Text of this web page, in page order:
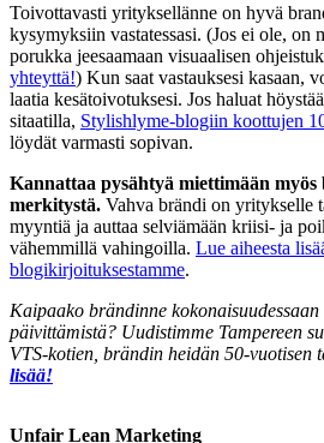
Toivottavasti yrityksellänne on hyvä
kysymyksiin vastatessasi. (Jos ei ole, on
porukka jeesaamaan visuaalisen
yhteyttä!) Kun saat vastauksesi kasaan,
laatia kesätoivotuksesi. Jos haluat
sitaatilla, Stylishlyme-blogiin koottujen
löydät varmasti sopivan.
Kannattaa pysähtyä miettimään
merkitystä. Vahva brändi on yritykselle
myyntiä ja auttaa selviämään kriisi- ja
vähemmillä vahingoilla. Lue aiheesta
blogikirjoituksestamme.
Kaipaako brändinne
päivittämistä? Uudistimme Tampereen
VTS-kotien, brändin heidän 50-vuotisen
lisää!
Unfair Lean Marketing